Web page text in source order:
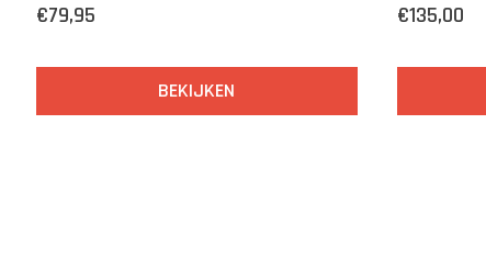
€79,95
BEKIJKEN
€135,00